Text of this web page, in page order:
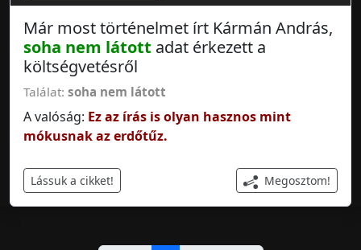
Már most történelmet írt Kármán András,
soha nem látott adat érkezett a
költségvetésről
Találat: soha nem látott
A valóság: Ez az írás is olyan hasznos mint
mókusnak az erdőtűz.
Lássuk a cikket! Megosztom!